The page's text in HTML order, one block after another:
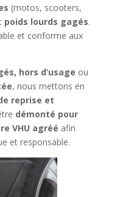
(motos, scooters,
poids lourds gagés.
et conforme aux
hors d’usage ou
, nous mettons en
reprise et
démonté pour
VHU agréé afin
et responsable.